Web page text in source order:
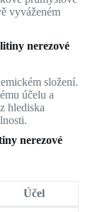
vyváženém
nerezové
složení.
účelu a
hlediska
nerezové
Účel